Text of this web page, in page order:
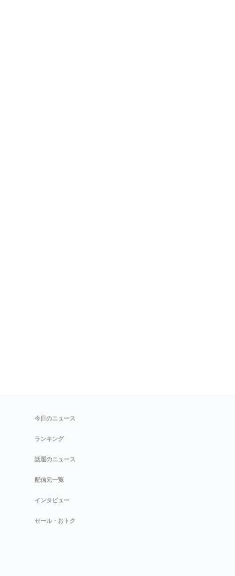
今日のニュース
ランキング
話題のニュース
配信元一覧
インタビュー
セール・おトク